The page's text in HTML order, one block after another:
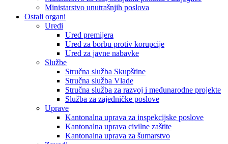
Ministarstvo unutrašnjih poslova
Ostali organi
Uredi
Ured premijera
Ured za borbu protiv korupcije
Ured za javne nabavke
Službe
Stručna služba Skupštine
Stručna služba Vlade
Stručna služba za razvoj i međunarodne projekte
Služba za zajedničke poslove
Uprave
Kantonalna uprava za inspekcijske poslove
Kantonalna uprava civilne zaštite
Kantonalna uprava za šumarstvo